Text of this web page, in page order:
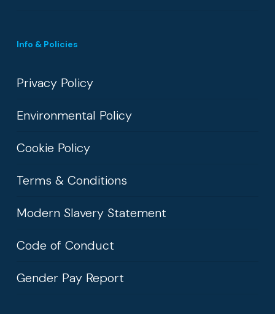
Info & Policies
Privacy Policy
Environmental Policy
Cookie Policy
Terms & Conditions
Modern Slavery Statement
Code of Conduct
Gender Pay Report